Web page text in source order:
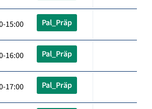
15:00 Pal_Präp
16:00 Pal_Präp
17:00 Pal_Präp